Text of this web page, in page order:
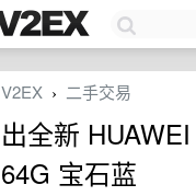
V2EX › 二手交易
出全新
64G 宝石蓝